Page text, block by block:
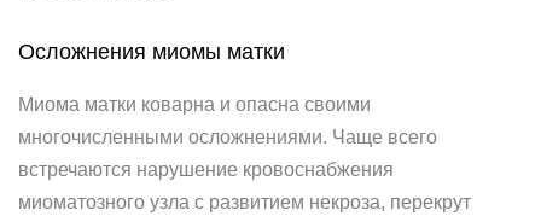
Осложнения миомы матки
Миома матки коварна и опасна своими
многочисленными осложнениями. Чаще всего
встречаются нарушение кровоснабжения
миоматозного узла с развитием некроза, перекрут